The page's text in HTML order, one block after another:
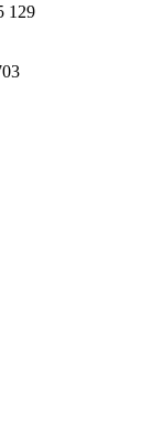
129